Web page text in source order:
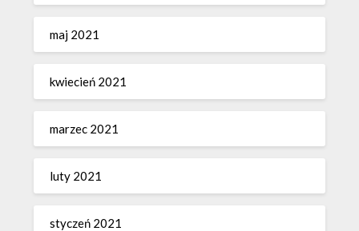
maj 2021
kwiecień 2021
marzec 2021
luty 2021
styczeń 2021